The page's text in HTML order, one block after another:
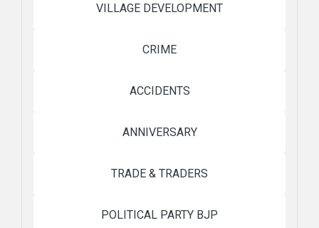
VILLAGE DEVELOPMENT
CRIME
ACCIDENTS
ANNIVERSARY
TRADE & TRADERS
POLITICAL PARTY BJP